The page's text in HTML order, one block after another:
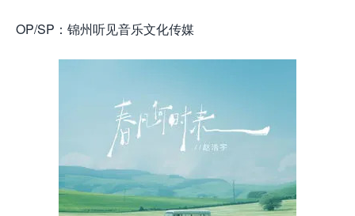
OP/SP：锦州听见音乐文化传媒